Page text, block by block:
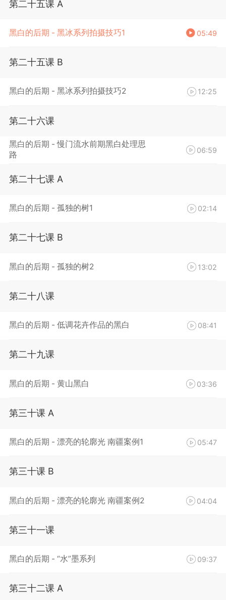
第二十五课 A
黑白的后期 - 黑冰系列拍摄技巧1 05:49
第二十五课 B
黑白的后期 - 黑冰系列拍摄技巧2 12:25
第二十六课
黑白的后期 - 慢门流水前期黑白处理思
路
06:59
第二十七课 A
黑白的后期 - 孤独的树1 02:14
第二十七课 B
黑白的后期 - 孤独的树2 13:02
第二十八课
黑白的后期 - 低调花卉作品的黑白 08:41
第二十九课
黑白的后期 - 黄山黑白 03:36
第三十课 A
黑白的后期 - 漂亮的轮廓光 南疆案例1 05:47
第三十课 B
黑白的后期 - 漂亮的轮廓光 南疆案例2 04:04
第三十一课
黑白的后期 - “水”墨系列 09:37
第三十二课 A